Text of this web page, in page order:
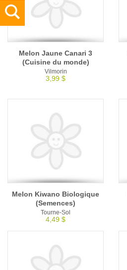
Melon Jaune Canari 3
(Cuisine du monde)
Vilmorin
3,99 $
Melon Kiwano Biologique
(Semences)
Tourne-Sol
4,49 $